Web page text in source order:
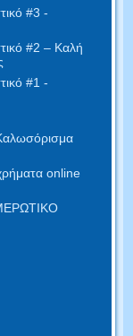
#3 -
#2 – Καλή
#1 -
online